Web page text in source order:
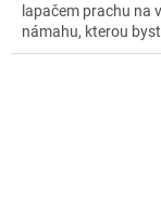
lapačem prachu na
námahu, kterou